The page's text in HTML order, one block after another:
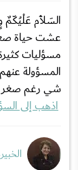
عشت حياة
مسؤليات
المسؤولة
شي رغم صغر
اذهب إلى